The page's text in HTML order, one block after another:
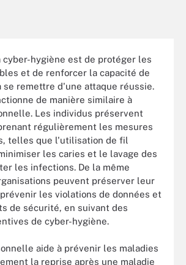
cyber-hygiène est de protéger les
et de renforcer la capacité de
se remettre d'une attaque réussie.
de manière similaire à
Les individus préservent
régulièrement les mesures
telles que l'utilisation de fil
les caries et le lavage des
les infections. De la même
peuvent préserver leur
les violations de données et
de sécurité, en suivant des
de cyber-hygiène.
aide à prévenir les maladies
la reprise après une maladie